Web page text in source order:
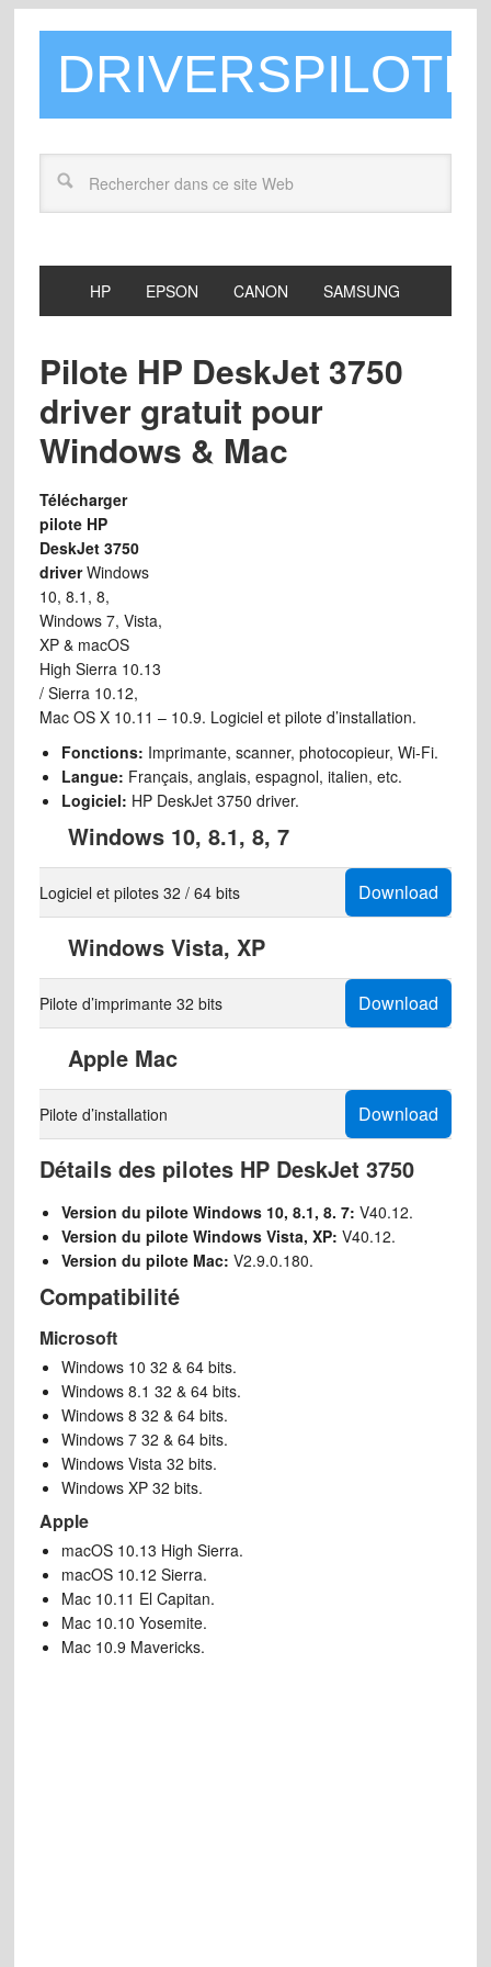
HP EPSON CANON SAMSUNG
Pilote HP DeskJet 3750
driver gratuit pour
Windows & Mac
Télécharger
pilote HP
DeskJet 3750
driverWindows
10, 8.1, 8,
Windows 7, Vista,
XP & macOS
High Sierra 10.13
/ Sierra 10.12,
Mac OS X 10.11 – 10.9. Logiciel et pilote d’installation.
Fonctions: Imprimante, scanner, photocopieur, Wi-Fi.
Langue: Français, anglais, espagnol, italien, etc.
Logiciel: HP DeskJet 3750 driver.
Windows 10, 8.1, 8, 7
Logiciel et pilotes 32 / 64 bits Download
Windows Vista, XP
Pilote d’imprimante 32 bits Download
Apple Mac
Pilote d’installation Download
Détails des pilotes HP DeskJet 3750
Version du pilote Windows 10, 8.1, 8. 7: V40.12.
Version du pilote Windows Vista, XP: V40.12.
Version du pilote Mac: V2.9.0.180.
Compatibilité
Microsoft
Windows 10 32 & 64 bits.
Windows 8.1 32 & 64 bits.
Windows 8 32 & 64 bits.
Windows 7 32 & 64 bits.
Windows Vista 32 bits.
Windows XP 32 bits.
Apple
macOS 10.13 High Sierra.
macOS 10.12 Sierra.
Mac 10.11 El Capitan.
Mac 10.10 Yosemite.
Mac 10.9 Mavericks.